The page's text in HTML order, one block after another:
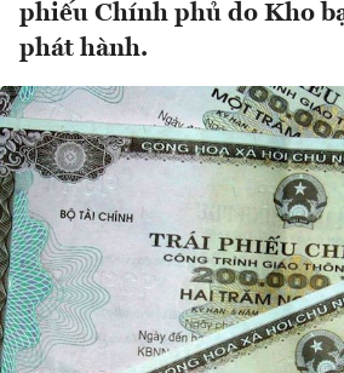
phiếu Chính phủ do Kho
phát hành.